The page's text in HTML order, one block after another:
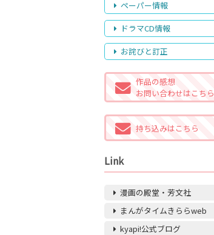
ペーパー情報
ドラマCD情報
お詫びと訂正
作品の感想
お問い合わせはこちら
持ち込みはこちら
Link
漫画の殿堂・芳文社
まんがタイムきららweb
kyapi!公式ブログ